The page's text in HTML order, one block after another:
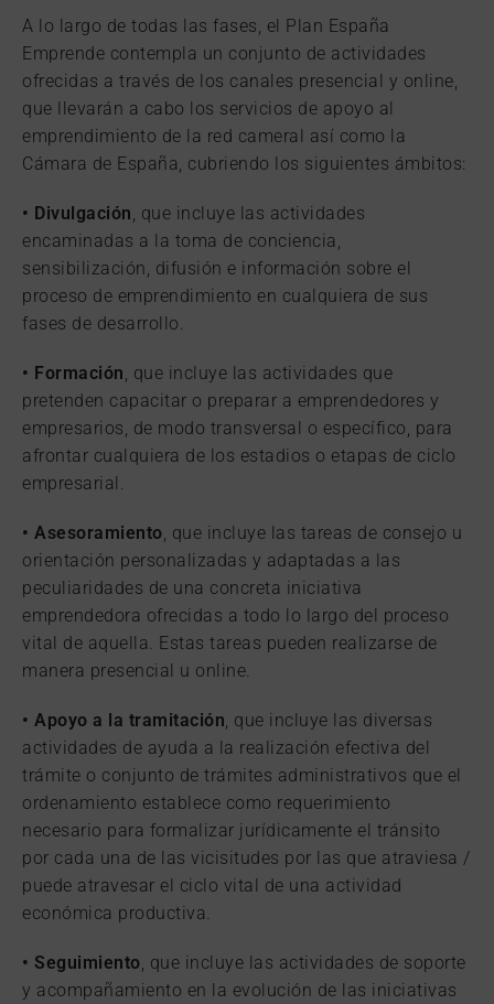
A lo largo de todas las fases, el Plan España
Emprende contempla un conjunto de actividades
ofrecidas a través de los canales presencial y online,
que llevarán a cabo los servicios de apoyo al
emprendimiento de la red cameral así como la
Cámara de España, cubriendo los siguientes ámbitos:
• Divulgación, que incluye las actividades
encaminadas a la toma de conciencia,
sensibilización, difusión e información sobre el
proceso de emprendimiento en cualquiera de sus
fases de desarrollo.
• Formación, que incluye las actividades que
pretenden capacitar o preparar a emprendedores y
empresarios, de modo transversal o específico, para
afrontar cualquiera de los estadios o etapas de ciclo
empresarial.
• Asesoramiento, que incluye las tareas de consejo u
orientación personalizadas y adaptadas a las
peculiaridades de una concreta iniciativa
emprendedora ofrecidas a todo lo largo del proceso
vital de aquella. Estas tareas pueden realizarse de
manera presencial u online.
• Apoyo a la tramitación, que incluye las diversas
actividades de ayuda a la realización efectiva del
trámite o conjunto de trámites administrativos que el
ordenamiento establece como requerimiento
necesario para formalizar jurídicamente el tránsito
por cada una de las vicisitudes por las que atraviesa /
puede atravesar el ciclo vital de una actividad
económica productiva.
• Seguimiento, que incluye las actividades de soporte
y acompañamiento en la evolución de las iniciativas